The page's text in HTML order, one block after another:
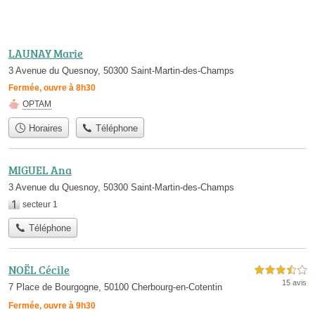
LAUNAY Marie
3 Avenue du Quesnoy, 50300 Saint-Martin-des-Champs
Fermée, ouvre à 8h30
OPTAM
Horaires Téléphone
MIGUEL Ana
3 Avenue du Quesnoy, 50300 Saint-Martin-des-Champs
secteur 1
Téléphone
NOËL Cécile
7 Place de Bourgogne, 50100 Cherbourg-en-Cotentin
Fermée, ouvre à 9h30
3,5 étoiles sur 5
15 avis